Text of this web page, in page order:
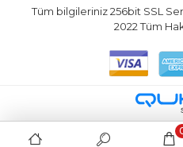
Tüm bilgileriniz 256bit SSL
2022Tüm